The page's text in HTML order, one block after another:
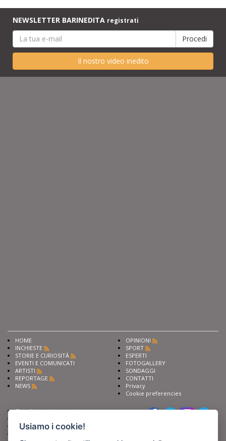
NEWSLETTER BARINEDITA registrati
Il nostro video inedito
HOME
INCHIESTE
STORIE E CURIOSITÀ
EVENTI E COMUNICATI
ARTISTI
REPORTAGE
NEWS
OPINIONI
SPORT
ESPERTI
FOTOGALLERY
SONDAGGI
CONTATTI
Privacy
Cookie preferencies
Chiedi ai nostri esperti
Fai pubblicità con noi
Usiamo i cookie!